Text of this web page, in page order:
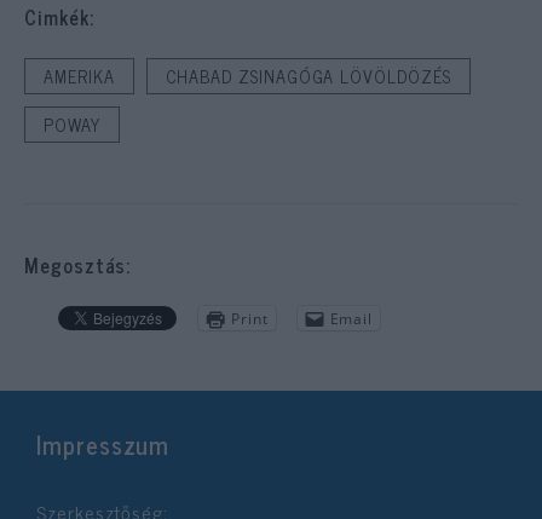
Cimkék:
AMERIKA
CHABAD ZSINAGÓGA LÖVÖLDÖZÉS
POWAY
Megosztás:
Print Email
Impresszum
Szerkesztőség: